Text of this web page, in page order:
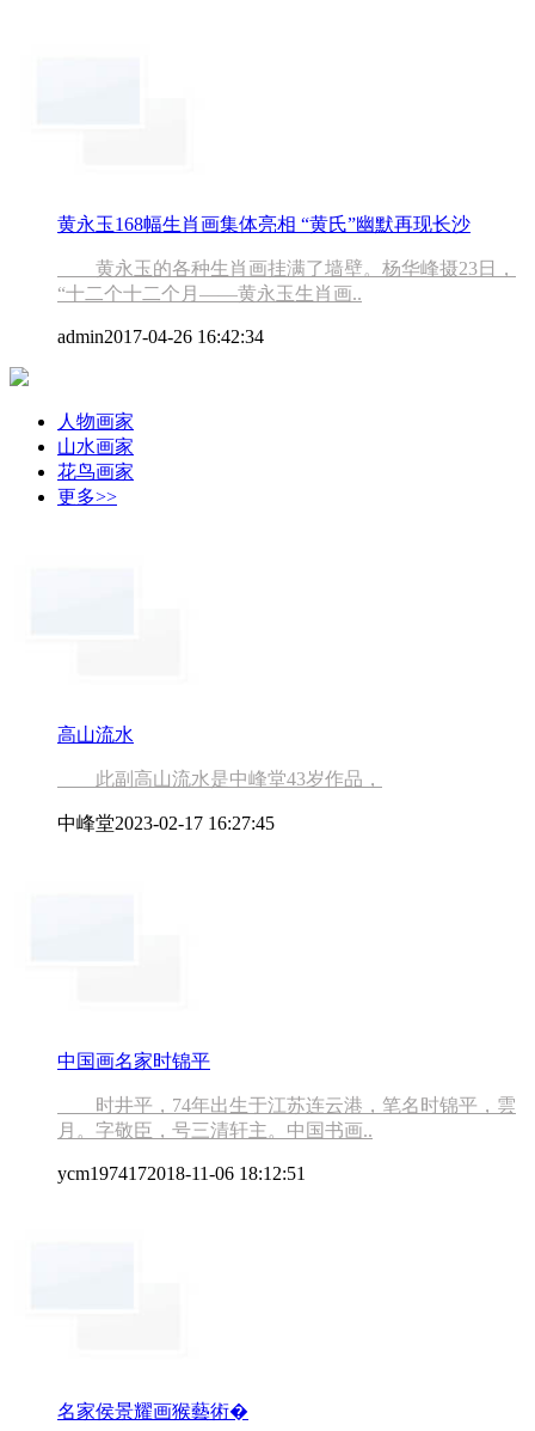
黄永玉168幅生肖画集体亮相 “黄氏”幽默再现长沙
黄永玉的各种生肖画挂满了墙壁。杨华峰摄23日，
“十二个十二个月——黄永玉生肖画..
admin2017-04-26 16:42:34
人物画家
山水画家
花鸟画家
更多>>
高山流水
此副高山流水是中峰堂43岁作品，
中峰堂2023-02-17 16:27:45
中国画名家时锦平
时井平，74年出生于江苏连云港，笔名时锦平，雲
月。字敬臣，号三清轩主。中国书画..
ycm1974172018-11-06 18:12:51
名家侯景耀画猴藝術�